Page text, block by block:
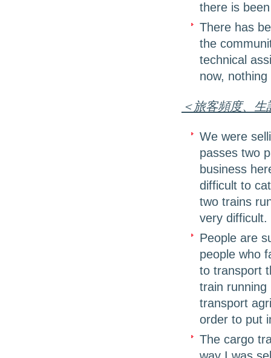
there is
There has
the
technical
now,
＜旅客頻度、
We were
passes two
business
difficult to
two trains
very
People are
people who
to transport
train
transport
order to put
The cargo